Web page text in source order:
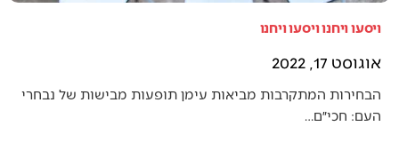
ויסעו ויחנו ויסעו ויחנו
אוגוסט 17, 2022
הבחירות המתקרבות מביאות עימן תופעות מבישות של נבחרי
העם: חכי״ם…